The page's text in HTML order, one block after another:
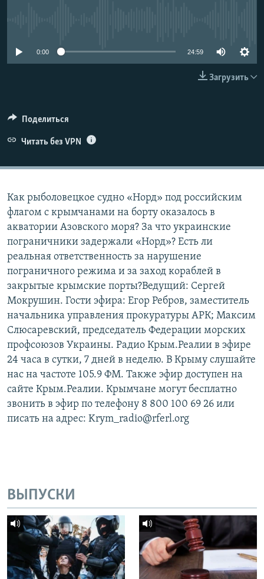
ELIFBE0:00 24:59
Загрузить
Поделиться
Читать без VPN
Как рыболовецкое судно «Норд» под российским
флагом с крымчанами на борту оказалось в
акватории Азовского моря? За что украинские
пограничники задержали «Норд»? Есть ли
реальная ответственность за нарушение
пограничного режима и за заход кораблей в
закрытые крымские порты?Ведущий: Сергей
Мокрушин. Гости эфира: Егор Ребров, заместитель
начальника управления прокуратуры АРК; Максим
Слюсаревский, председатель Федерации морских
профсоюзов Украины. Радио Крым.Реалии в эфире
24 часа в сутки, 7 дней в неделю. В Крыму слушайте
нас на частоте 105.9 ФМ. Также эфир доступен на
сайте Крым.Реалии. Крымчане могут бесплатно
звонить в эфир по телефону 8 800 100 69 26 или
писать на адрес: Krym_radio@rferl.org
ВЫПУСКИ